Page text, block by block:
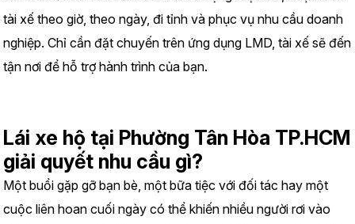
tài xế theo giờ, theo ngày, đi tỉnh và phục vụ nhu cầu doanh
nghiệp. Chỉ cần đặt chuyến trên ứng dụng LMD, tài xế sẽ đến
tận nơi để hỗ trợ hành trình của bạn.
Lái xe hộ tại Phường Tân Hòa TP.HCM
giải quyết nhu cầu gì?
Một buổi gặp gỡ bạn bè, một bữa tiệc với đối tác hay một
cuộc liên hoan cuối ngày có thể khiến nhiều người rơi vào